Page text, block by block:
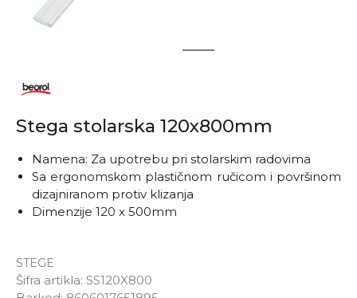
2
Stega stolarska 120x800mm
STEGE
Šifra artikla: SS120X800
Namena: Za upotrebu pri stolarskim radovima
Sa ergonomskom plastičnom ručicom i površinom
dizajniranom protiv klizanja
Dimenzije 120 x 500mm